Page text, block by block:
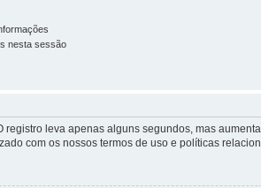
nesta sessão
registro leva apenas alguns segundos, mas
com os nossos termos de uso e políticas